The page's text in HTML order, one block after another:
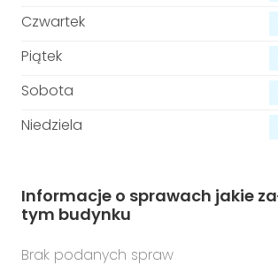
Czwartek
Piątek
Sobota
Niedziela
Informacje o sprawach jakie
tym budynku
Brak podanych spraw